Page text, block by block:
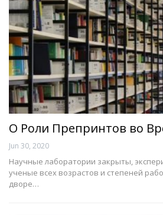
О Роли Препринтов во
Jun 30, 2020
Научные лаборатории закрыты,
ученые всех возрастов и степеней
дворе…